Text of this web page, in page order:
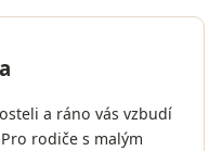
a ráno vás vzbudí
rodiče s malým